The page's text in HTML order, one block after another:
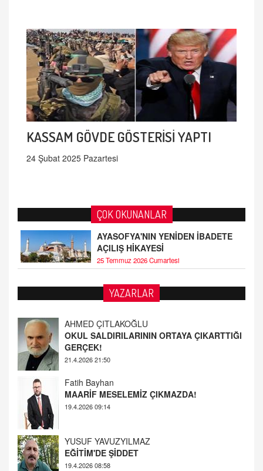
KASSAM GÖVDE GÖSTERİSİ YAPTI
24 Şubat 2025 Pazartesi
ÇOK OKUNANLAR
AYASOFYA'NIN YENİDEN İBADETE
AÇILIŞ HİKAYESİ
25 Temmuz 2026 Cumartesi
YAZARLAR
Fatih Bayhan
MAARİF MESELEMİZ ÇIKMAZDA!
19.4.2026 09:14
YUSUF YAVUZYILMAZ
EĞİTİM'DE ŞİDDET
19.4.2026 08:58
AHMED ÇITLAKOĞLU
OKUL SALDIRILARININ ORTAYA ÇIKARTTIĞI
GERÇEK!